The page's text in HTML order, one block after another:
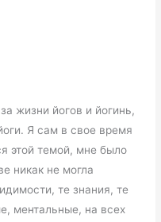
жизни йогов и йогинь,
Я сам в свое время
этой темой, мне было
никак не могла
те знания, те
ментальные, на всех